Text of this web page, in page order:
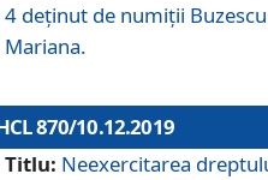
4 deţinut de numiţii
Mariana.
870/10.12.2019
Titlu: Neexercitarea